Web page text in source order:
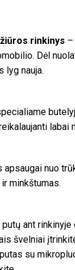
rinkinys –
Dėl
lyg nauja.
labai
nuo
minkštumas.
ant
švelniai
su